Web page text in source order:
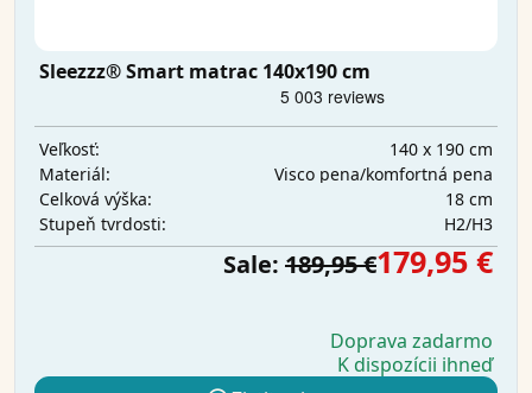
Sleezzz® Smart matrac 140x190 cm
Veľkosť:
140 x 190 cm
Materiál:
Visco pena/komfortná pena
Celková výška:
18 cm
Stupeň tvrdosti:
H2/H3
Sale: 189,95 €179,95 €
Doprava zadarmo
K dispozícii ihneď